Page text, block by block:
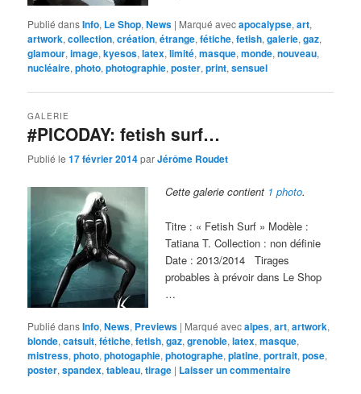
Publié dansInfo, Le Shop,News | Marqué avecapocalypse,art,
artwork,collection,création,étrange,fétiche,fetish,galerie,gaz,
glamour,image,kyesos,latex,limité,masque,monde,nouveau,
nucléaire,photo,photographie,poster,print,sensuel
#PICODAY: fetish surf…
GALERIE
Publié le17 février 2014parJérôme Roudet
Cette galerie contient 1 photo.
Titre : « Fetish Surf » Modèle :
Tatiana T. Collection : non définie
Date : 2013/2014 Tirages
probables à prévoir dans Le Shop
…
Publié dansInfo,News, Previews | Marqué avecalpes,art,artwork,
blonde,catsuit,fétiche,fetish,gaz,grenoble,latex,masque,
mistress,photo,photogaphie,photographe,platine,portrait,pose,
poster,spandex,tableau,tirage | Laisser un commentaire